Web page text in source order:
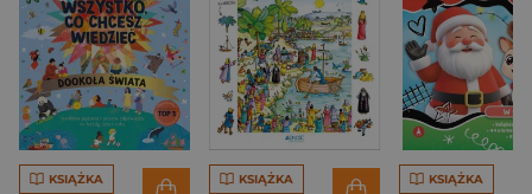
KSIĄŻKA KSIĄŻKA KSIĄŻKA